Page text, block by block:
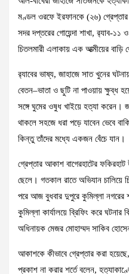
মণ্ডল ওরফে ইরফানকে (২৬) গ্রেপ্তার
সদর দপ্তরের গোয়েন্দা শাখা, র‍্যাব-১১
চিতলমারী এলাকায় এক আত্মীয়ের বাড়ি
র‍্যাবের ভাষ্য, জাহাজে সাত খুনের
বেতন–ভাতা ও ছুটি না পাওয়ায় ক্ষুব্ধ
সঙ্গে ঘুমের ওষুধ খাইয়ে হত্যা করেন।
থাকলে সহজে ধরা পড়ে যাবেন ভেবে
কিন্তু তাঁদের মধ্যে একজন বেঁচে যান।
গ্রেপ্তার আকাশ বাগেরহাটের
ছেলে। গতকাল রাতে অভিযান চালিয়ে
পরে আজ বুধবার দুপুরে কুমিল্লা নগরের
কুমিল্লা কার্যালয়ে ব্রিফিং করে
অধিনায়ক মেজর মোহাম্মদ সাকিব
আকাশকে কীভাবে গ্রেপ্তার করা
প্রকাশ না করার শর্তে বলেন,